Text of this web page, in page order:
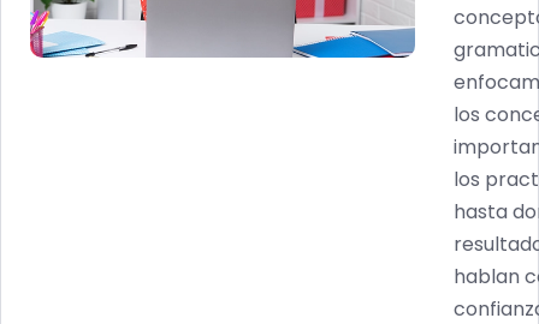
los
los
hasta
hablan